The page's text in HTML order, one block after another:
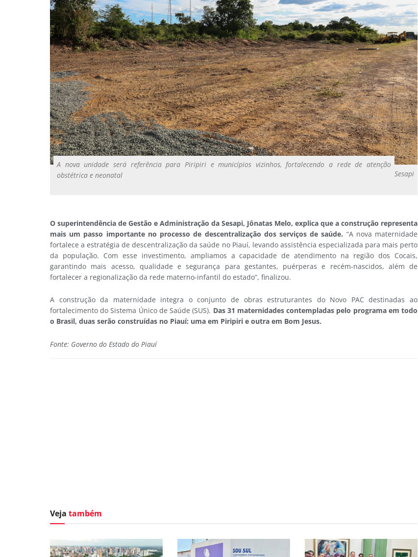
A nova unidade será referência para Piripiri e municípios vizinhos, fortalecendo a rede de atenção
obstétrica e neonatal
Sesapi
O superintendência de Gestão e Administração da Sesapi, Jônatas Melo, explica que a construção representa
mais um passo importante no processo de descentralização dos serviços de saúde. “A nova maternidade
fortalece a estratégia de descentralização da saúde no Piauí, levando assistência especializada para mais perto
da população. Com esse investimento, ampliamos a capacidade de atendimento na região dos Cocais,
garantindo mais acesso, qualidade e segurança para gestantes, puérperas e recém-nascidos, além de
fortalecer a regionalização da rede materno-infantil do estado”, finalizou.
A construção da maternidade integra o conjunto de obras estruturantes do Novo PAC destinadas ao
fortalecimento do Sistema Único de Saúde (SUS). Das 31 maternidades contempladas pelo programa em todo
o Brasil, duas serão construídas no Piauí: uma em Piripiri e outra em Bom Jesus.
Fonte: Governo do Estado do Piauí
Veja também